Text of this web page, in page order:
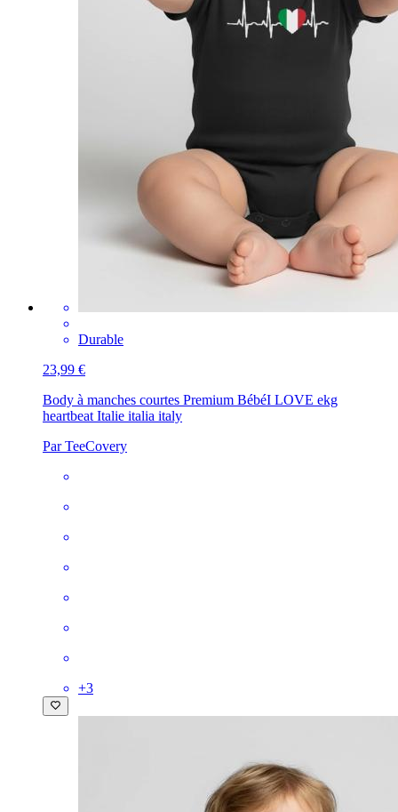
Durable
23,99 €
Body à manches courtes Premium BébéI LOVE ekg
heartbeat Italie italia italy
Par TeeCovery
+3